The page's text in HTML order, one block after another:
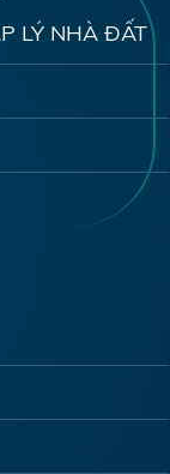
LÝ NHÀ ĐẤT